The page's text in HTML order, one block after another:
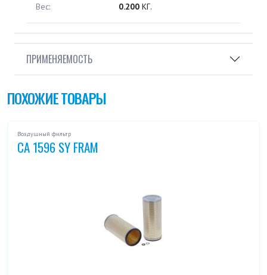
Вес: 0.200 КГ.
ПРИМЕНЯЕМОСТЬ
ПОХОЖИЕ ТОВАРЫ
Воздушный фильтр
CA 1596 SY FRAM